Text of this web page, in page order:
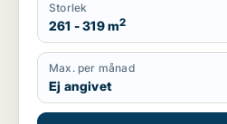
Storlek
261 - 319 m2
Max. per månad
Ej angivet